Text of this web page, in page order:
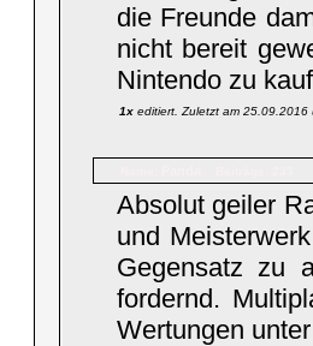
die Freunde
nicht bereit
Nintendo zu
1x editiert. Zuletzt am 25.09.2016
Absolut geiler
und
Gegensatz zu
fordernd.
Wertungen